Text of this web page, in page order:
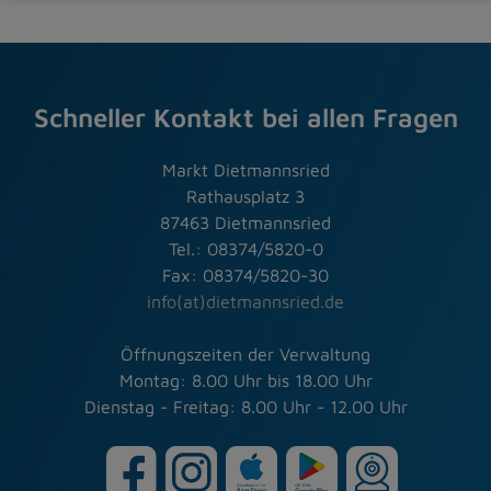
Schneller Kontakt bei allen Fragen
Markt Dietmannsried
Rathausplatz 3
87463 Dietmannsried
Tel.: 08374/5820-0
Fax: 08374/5820-30
info(at)dietmannsried.de
Öffnungszeiten der Verwaltung
Montag: 8.00 Uhr bis 18.00 Uhr
Dienstag - Freitag: 8.00 Uhr - 12.00 Uhr